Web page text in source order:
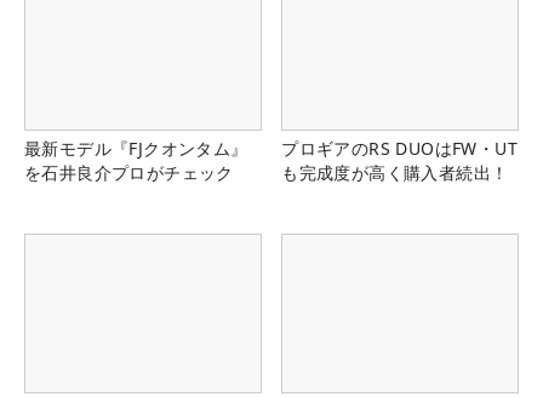
最新モデル『FJクオンタム』
を石井良介プロがチェック
プロギアのRS DUOはFW・UT
も完成度が高く購入者続出！